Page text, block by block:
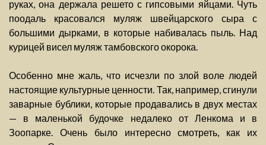
руках, она держала решето с гипсовыми яйцами. Чуть
поодаль красовался муляж швейцарского сыра с
большими дырками, в которые набивалась пыль. Над
курицей висел муляж тамбовского окорока.
Особенно мне жаль, что исчезли по злой воле людей
настоящие культурные ценности. Так, например, сгинули
заварные бублики, которые продавались в двух местах
— в маленькой будочке недалеко от Ленкома и в
Зоопарке. Очень было интересно смотреть, как их